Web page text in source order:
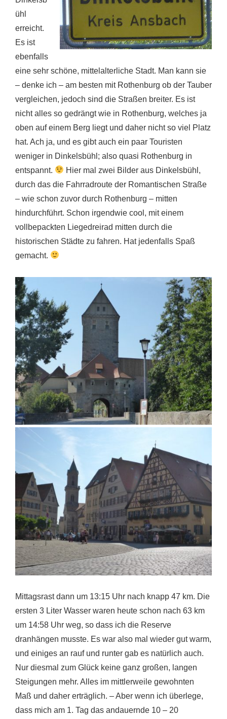
ühl
erreicht.
Es ist
ebenfalls
eine sehr schöne, mittelalterliche Stadt. Man kann sie
– denke ich – am besten mit Rothenburg ob der Tauber
vergleichen, jedoch sind die Straßen breiter. Es ist
nicht alles so gedrängt wie in Rothenburg, welches ja
oben auf einem Berg liegt und daher nicht so viel Platz
hat. Ach ja, und es gibt auch ein paar Touristen
weniger in Dinkelsbühl; also quasi Rothenburg in
entspannt.
Hier mal zwei Bilder aus Dinkelsbühl,
durch das die Fahrradroute der Romantischen Straße
– wie schon zuvor durch Rothenburg – mitten
hindurchführt. Schon irgendwie cool, mit einem
vollbepackten Liegedreirad mitten durch die
historischen Städte zu fahren. Hat jedenfalls Spaß
gemacht.
Mittagsrast dann um 13:15 Uhr nach knapp 47 km. Die
ersten 3 Liter Wasser waren heute schon nach 63 km
um 14:58 Uhr weg, so dass ich die Reserve
dranhängen musste. Es war also mal wieder gut warm,
und einiges an rauf und runter gab es natürlich auch.
Nur diesmal zum Glück keine ganz großen, langen
Steigungen mehr. Alles im mittlerweile gewohnten
Maß und daher erträglich. – Aber wenn ich überlege,
dass mich am 1. Tag das andauernde 10 – 20